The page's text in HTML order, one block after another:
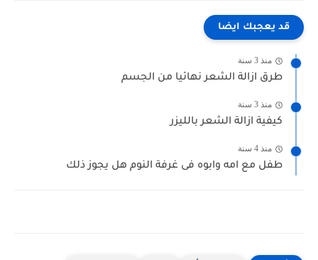
قد يعجبك ايضا
منذ 3 سنة
طرق ازالة الشعر نهائيا من الجسم
منذ 3 سنة
كيفية ازالة الشعر بالليزر
منذ 4 سنة
طفل مع امه وابوه فى غرفة النوم هل يجوز ذلك